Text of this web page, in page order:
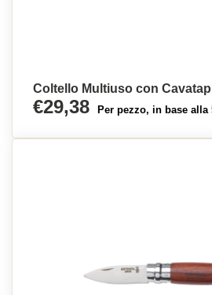
Coltello Multiuso con
€29,38 Per pezzo, in base alla